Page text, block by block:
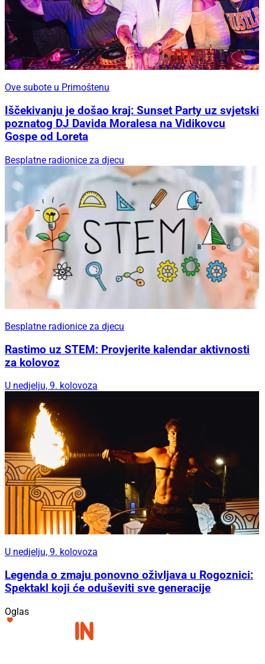
Ove subote u Primoštenu
Iščekivanju je došao kraj: Sunset Party uz svjetski
poznatog DJ Davida Moralesa na Vidikovcu
Gospe od Loreta
Besplatne radionice za djecu
Besplatne radionice za djecu
Rastimo uz STEM: Provjerite kalendar aktivnosti
za kolovoz
U nedjelju, 9. kolovoza
U nedjelju, 9. kolovoza
Legenda o zmaju ponovno oživljava u Rogoznici:
Spektakl koji će oduševiti sve generacije
Oglas